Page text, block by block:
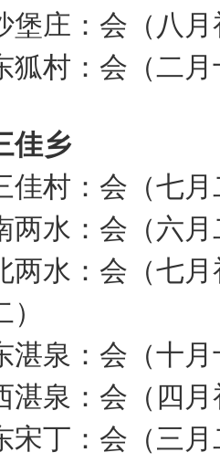
堡庄：会（八
狐村：会（二
佳乡
佳村：会（七
两水：会（六
两水：会（七
）
湛泉：会（十
湛泉：会（四
宋丁：会（三